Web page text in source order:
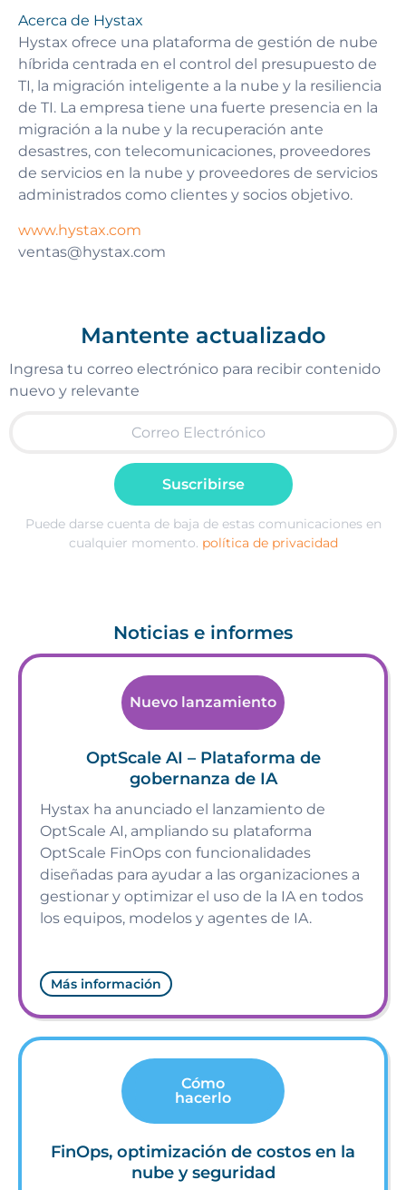
Acerca de Hystax
Hystax ofrece una plataforma de gestión de nube
híbrida centrada en el control del presupuesto de
TI, la migración inteligente a la nube y la resiliencia
de TI. La empresa tiene una fuerte presencia en la
migración a la nube y la recuperación ante
desastres, con telecomunicaciones, proveedores
de servicios en la nube y proveedores de servicios
administrados como clientes y socios objetivo.
www.hystax.com
ventas@hystax.com
Mantente actualizado
Ingresa tu correo electrónico para recibir contenido
nuevo y relevante
Suscribirse
Puede darse cuenta de baja de estas comunicaciones en
cualquier momento. política de privacidad
Noticias e informes
Nuevo lanzamiento
OptScale AI – Plataforma de
gobernanza de IA
Hystax ha anunciado el lanzamiento de
OptScale AI, ampliando su plataforma
OptScale FinOps con funcionalidades
diseñadas para ayudar a las organizaciones a
gestionar y optimizar el uso de la IA en todos
los equipos, modelos y agentes de IA.
Más información
Cómo
hacerlo
FinOps, optimización de costos en la
nube y seguridad